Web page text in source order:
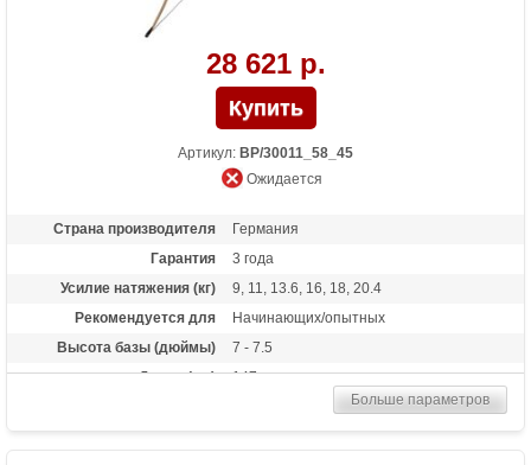
28 621 р.
Артикул: BP/30011_58_45
Ожидается
Страна производителя
Германия
Гарантия
3 года
Усилие натяжения (кг)
9, 11, 13.6, 16, 18, 20.4
Рекомендуется для
Начинающих/опытных
Высота базы (дюймы)
7 - 7.5
Длина (см)
147
полочка, чехол, тетива
Материалы изделия
клен
Больше параметров